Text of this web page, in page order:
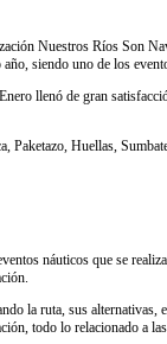
Nuestros Ríos Son
siendo uno de los
llenó de gran
Paketazo, Huellas,
náuticos que se
la ruta, sus
todo lo relacionado a